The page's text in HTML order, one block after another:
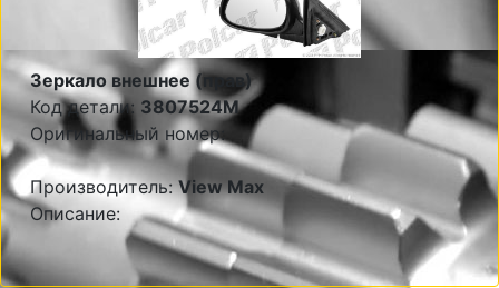
Зеркало внешнее (прав)
Код детали: 3807524M
Оригинальный номер:
Производитель:View Max
Описание: